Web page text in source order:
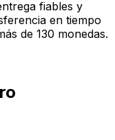
fiables y
en tiempo
de 130 monedas.